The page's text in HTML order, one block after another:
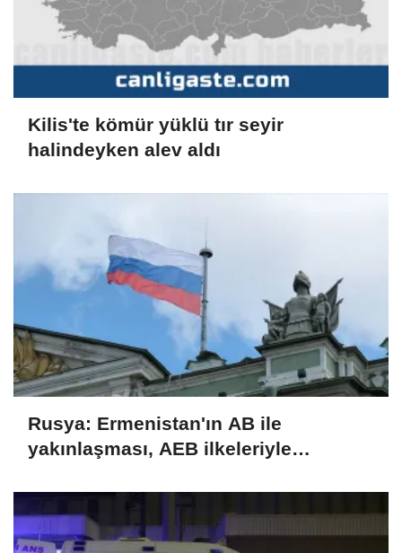
Kilis'te kömür yüklü tır seyir
halindeyken alev aldı
Rusya: Ermenistan'ın AB ile
yakınlaşması, AEB ilkeleriyle